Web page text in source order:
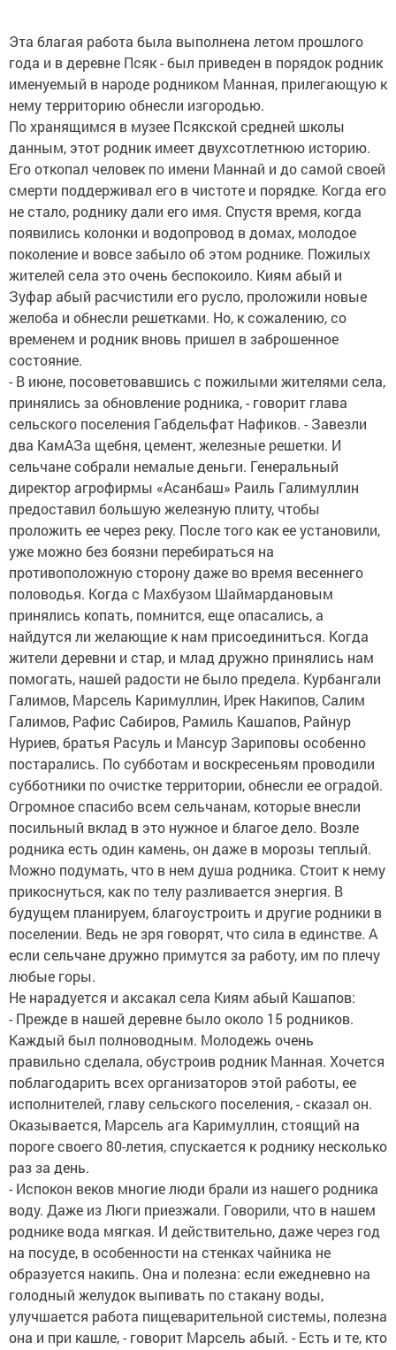
Эта благая работа была выполнена летом прошлого
года и в деревне Псяк - был приведен в порядок родник
именуемый в народе родником Манная, прилегающую к
нему территорию обнесли изгородью.
По хранящимся в музее Псякской средней школы
данным, этот родник имеет двухсотлетнюю историю.
Его откопал человек по имени Маннай и до самой своей
смерти поддерживал его в чистоте и порядке. Когда его
не стало, роднику дали его имя. Спустя время, когда
появились колонки и водопровод в домах, молодое
поколение и вовсе забыло об этом роднике. Пожилых
жителей села это очень беспокоило. Киям абый и
Зуфар абый расчистили его русло, проложили новые
желоба и обнесли решетками. Но, к сожалению, со
временем и родник вновь пришел в заброшенное
состояние.
- В июне, посоветовавшись с пожилыми жителями села,
принялись за обновление родника, - говорит глава
сельского поселения Габдельфат Нафиков. - Завезли
два КамАЗа щебня, цемент, железные решетки. И
сельчане собрали немалые деньги. Генеральный
директор агрофирмы «Асанбаш» Раиль Галимуллин
предоставил большую железную плиту, чтобы
проложить ее через реку. После того как ее установили,
уже можно без боязни перебираться на
противоположную сторону даже во время весеннего
половодья. Когда с Махбузом Шаймардановым
принялись копать, помнится, еще опасались, а
найдутся ли желающие к нам присоединиться. Когда
жители деревни и стар, и млад дружно принялись нам
помогать, нашей радости не было предела. Курбангали
Галимов, Марсель Каримуллин, Ирек Накипов, Салим
Галимов, Рафис Сабиров, Рамиль Кашапов, Райнур
Нуриев, братья Расуль и Мансур Зариповы особенно
постарались. По субботам и воскресеньям проводили
субботники по очистке территории, обнесли ее оградой.
Огромное спасибо всем сельчанам, которые внесли
посильный вклад в это нужное и благое дело. Возле
родника есть один камень, он даже в морозы теплый.
Можно подумать, что в нем душа родника. Стоит к нему
прикоснуться, как по телу разливается энергия. В
будущем планируем, благоустроить и другие родники в
поселении. Ведь не зря говорят, что сила в единстве. А
если сельчане дружно примутся за работу, им по плечу
любые горы.
Не нарадуется и аксакал села Киям абый Кашапов:
- Прежде в нашей деревне было около 15 родников.
Каждый был полноводным. Молодежь очень
правильно сделала, обустроив родник Манная. Хочется
поблагодарить всех организаторов этой работы, ее
исполнителей, главу сельского поселения, - сказал он.
Оказывается, Марсель ага Каримуллин, стоящий на
пороге своего 80-летия, спускается к роднику несколько
раз за день.
- Испокон веков многие люди брали из нашего родника
воду. Даже из Люги приезжали. Говорили, что в нашем
роднике вода мягкая. И действительно, даже через год
на посуде, в особенности на стенках чайника не
образуется накипь. Она и полезна: если ежедневно на
голодный желудок выпивать по стакану воды,
улучшается работа пищеварительной системы, полезна
она и при кашле, - говорит Марсель абый. - Есть и те, кто